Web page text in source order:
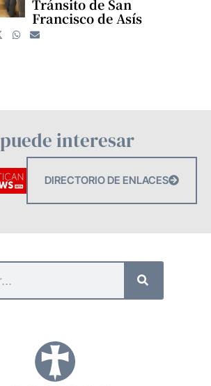
Tránsito de San
Francisco de Asís
interesar
DIRECTORIO DE ENLACES